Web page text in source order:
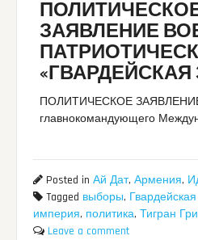
ЗАЯВЛЕНИЕ
«ГВАРДЕЙСКАЯ
ПОЛИТИЧЕСКОЕ ЗАЯВЛЕНИЕ
главнокомандующего
Posted inАй Дат,Армения,
Tagged выборы,
империя, политика,Тигран
Leave a comment